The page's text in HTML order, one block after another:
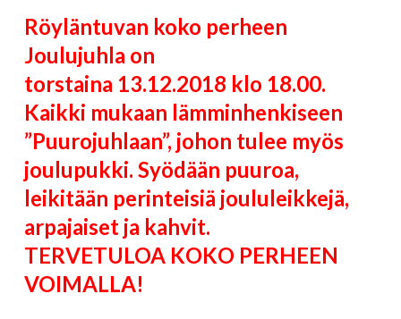
Röyläntuvan koko perheen
Joulujuhla on
torstaina 13.12.2018 klo 18.00.
Kaikki mukaan lämminhenkiseen
”Puurojuhlaan”, johon tulee myös
joulupukki. Syödään puuroa,
leikitään perinteisiä joululeikkejä,
arpajaiset ja kahvit.
TERVETULOA KOKO PERHEEN
VOIMALLA!